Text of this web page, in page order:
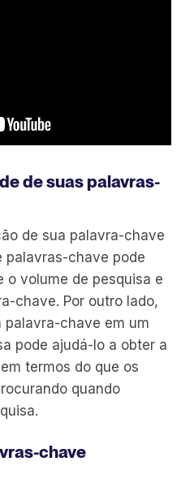
de suas palavras-
de sua palavra-chave
palavras-chave pode
o volume de pesquisa e
chave. Por outro lado,
palavra-chave em um
pode ajudá-lo a obter a
termos do que os
quando
chave